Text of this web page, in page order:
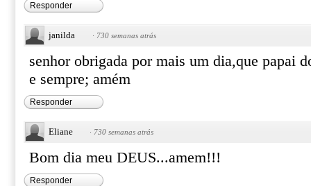
Responder
janilda · 730 semanas atrás
senhor obrigada por mais um dia,que papai
e sempre; amém
Responder
Eliane · 730 semanas atrás
Bom dia meu DEUS...amem!!!
Responder